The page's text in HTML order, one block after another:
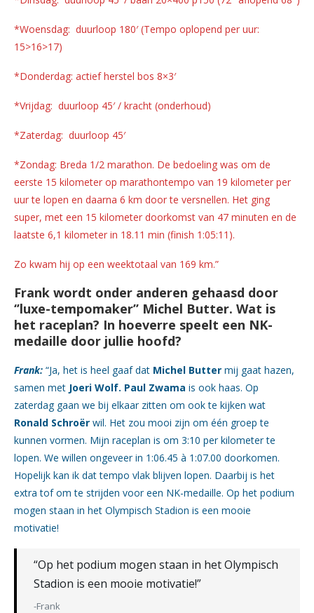
*Woensdag: duurloop 180′ (Tempo oplopend per uur:
15>16>17)
*Donderdag: actief herstel bos 8×3′
*Vrijdag: duurloop 45′ / kracht (onderhoud)
*Zaterdag: duurloop 45′
*Zondag: Breda 1/2 marathon. De bedoeling was om de
eerste 15 kilometer op marathontempo van 19 kilometer per
uur te lopen en daarna 6 km door te versnellen. Het ging
super, met een 15 kilometer doorkomst van 47 minuten en de
laatste 6,1 kilometer in 18.11 min (finish 1:05:11).
Zo kwam hij op een weektotaal van 169 km.”
Frank wordt onder anderen gehaasd door
‘’luxe-tempomaker’’ Michel Butter. Wat is
het raceplan? In hoeverre speelt een NK-
medaille door jullie hoofd?
Frank: “Ja, het is heel gaaf dat Michel Butter mij gaat hazen,
samen met Joeri Wolf. Paul Zwama is ook haas. Op
zaterdag gaan we bij elkaar zitten om ook te kijken wat
Ronald Schroër wil. Het zou mooi zijn om één groep te
kunnen vormen. Mijn raceplan is om 3:10 per kilometer te
lopen. We willen ongeveer in 1:06.45 à 1:07.00 doorkomen.
Hopelijk kan ik dat tempo vlak blijven lopen. Daarbij is het
extra tof om te strijden voor een NK-medaille. Op het podium
mogen staan in het Olympisch Stadion is een mooie
motivatie!
“Op het podium mogen staan in het Olympisch
Stadion is een mooie motivatie!”
-Frank